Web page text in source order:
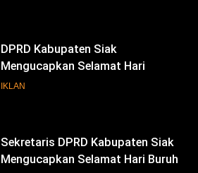
DPRD Kabupaten Siak
Mengucapkan Selamat Hari
Pendidikan Nasional
IKLAN
Sekretaris DPRD Kabupaten Siak
Mengucapkan Selamat Hari Buruh